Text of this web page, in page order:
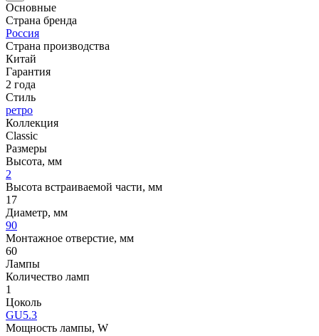
Основные
Страна бренда
Россия
Страна производства
Китай
Гарантия
2 года
Стиль
ретро
Коллекция
Classic
Размеры
Высота, мм
2
Высота встраиваемой части, мм
17
Диаметр, мм
90
Монтажное отверстие, мм
60
Лампы
Количество ламп
1
Цоколь
GU5.3
Мощность лампы, W